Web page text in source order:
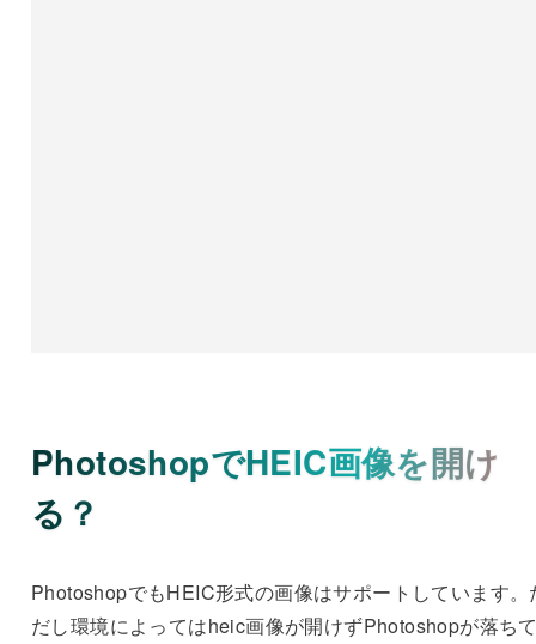
PhotoshopでHEIC画像を開け
る？
PhotoshopでもHEIC形式の画像はサポートしています。
だし環境によってはheic画像が開けずPhotoshopが落ち